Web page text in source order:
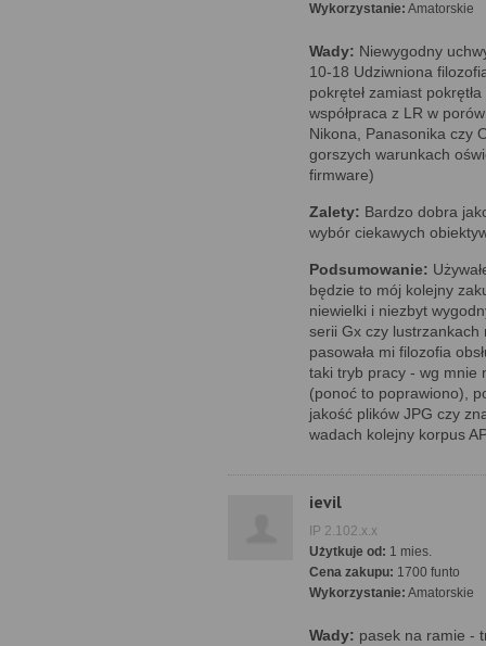
Wykorzystanie: Amatorskie
Wady: Niewygodny
10-18 Udziwniona
pokręteł zamiast
współpraca z LR w
Nikona, Panasonika czy
gorszych warunkach
firmware)
Zalety: Bardzo dobra
wybór ciekawych
Podsumowanie:
będzie to mój kolejny
niewielki i niezbyt
serii Gx czy lustrzankach
pasowała mi filozofia
taki tryb pracy - wg mnie
(ponoć to poprawiono),
jakość plików JPG czy
wadach kolejny korpus
ievil
IP 2.102.x.x
Użytkuje od: 1 mies.
Cena zakupu: 1700 funto
Wykorzystanie: Amatorskie
Wady: pasek na ramie -